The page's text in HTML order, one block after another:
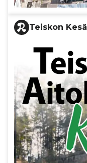
Teiskon Kesä